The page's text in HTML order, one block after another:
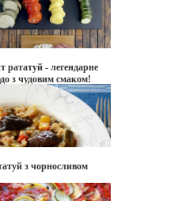
рататуй - легендарне
з чудовим смаком!
з чорносливом